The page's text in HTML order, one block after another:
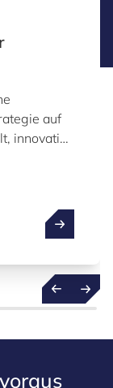
auf
innovative